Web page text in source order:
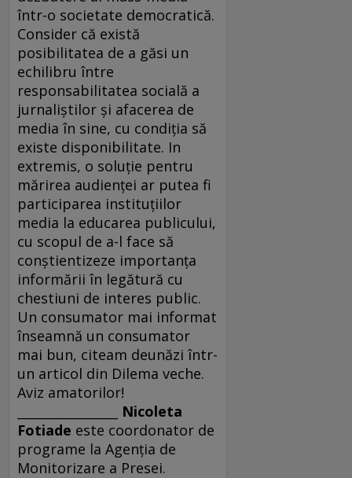
într-o societate democratică.
Consider că există
posibilitatea de a găsi un
echilibru între
responsabilitatea socială a
jurnaliştilor şi afacerea de
media în sine, cu condiţia să
existe disponibilitate. In
extremis, o soluţie pentru
mărirea audienţei ar putea fi
participarea instituţiilor
media la educarea publicului,
cu scopul de a-l face să
conştientizeze importanţa
informării în legătură cu
chestiuni de interes public.
Un consumator mai informat
înseamnă un consumator
mai bun, citeam deunăzi într-
un articol din Dilema veche.
Aviz amatorilor!
Nicoleta
Fotiade este coordonator de
programe la Agenţia de
Monitorizare a Presei.